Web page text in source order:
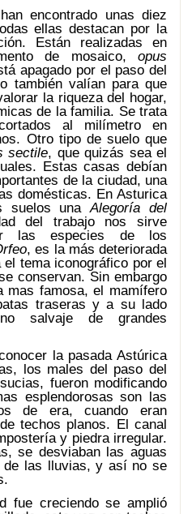
encontrado unas diez
ellas destacan por la
Están realizadas en
de mosaico, opus
apagado por el paso del
también valían para que
la riqueza del hogar,
de la familia. Se trata
al milímetro en
Otro tipo de suelo que
sectile, que quizás sea el
Estas casas debían
de la ciudad, una
domésticas. En Asturica
suelos unaAlegoría del
del trabajo nos sirve
las especies de los
, es la más deteriorada
tema iconográfico por el
conservan. Sin embargo
mas famosa, el mamífero
traseras y a su lado
salvaje de grandes
la pasada Astúrica
los males del paso del
fueron modificando
esplendorosas son las
de era, cuando eran
techos planos. El canal
y piedra irregular.
se desviaban las aguas
de las lluvias, y así no se
fue creciendo se amplió